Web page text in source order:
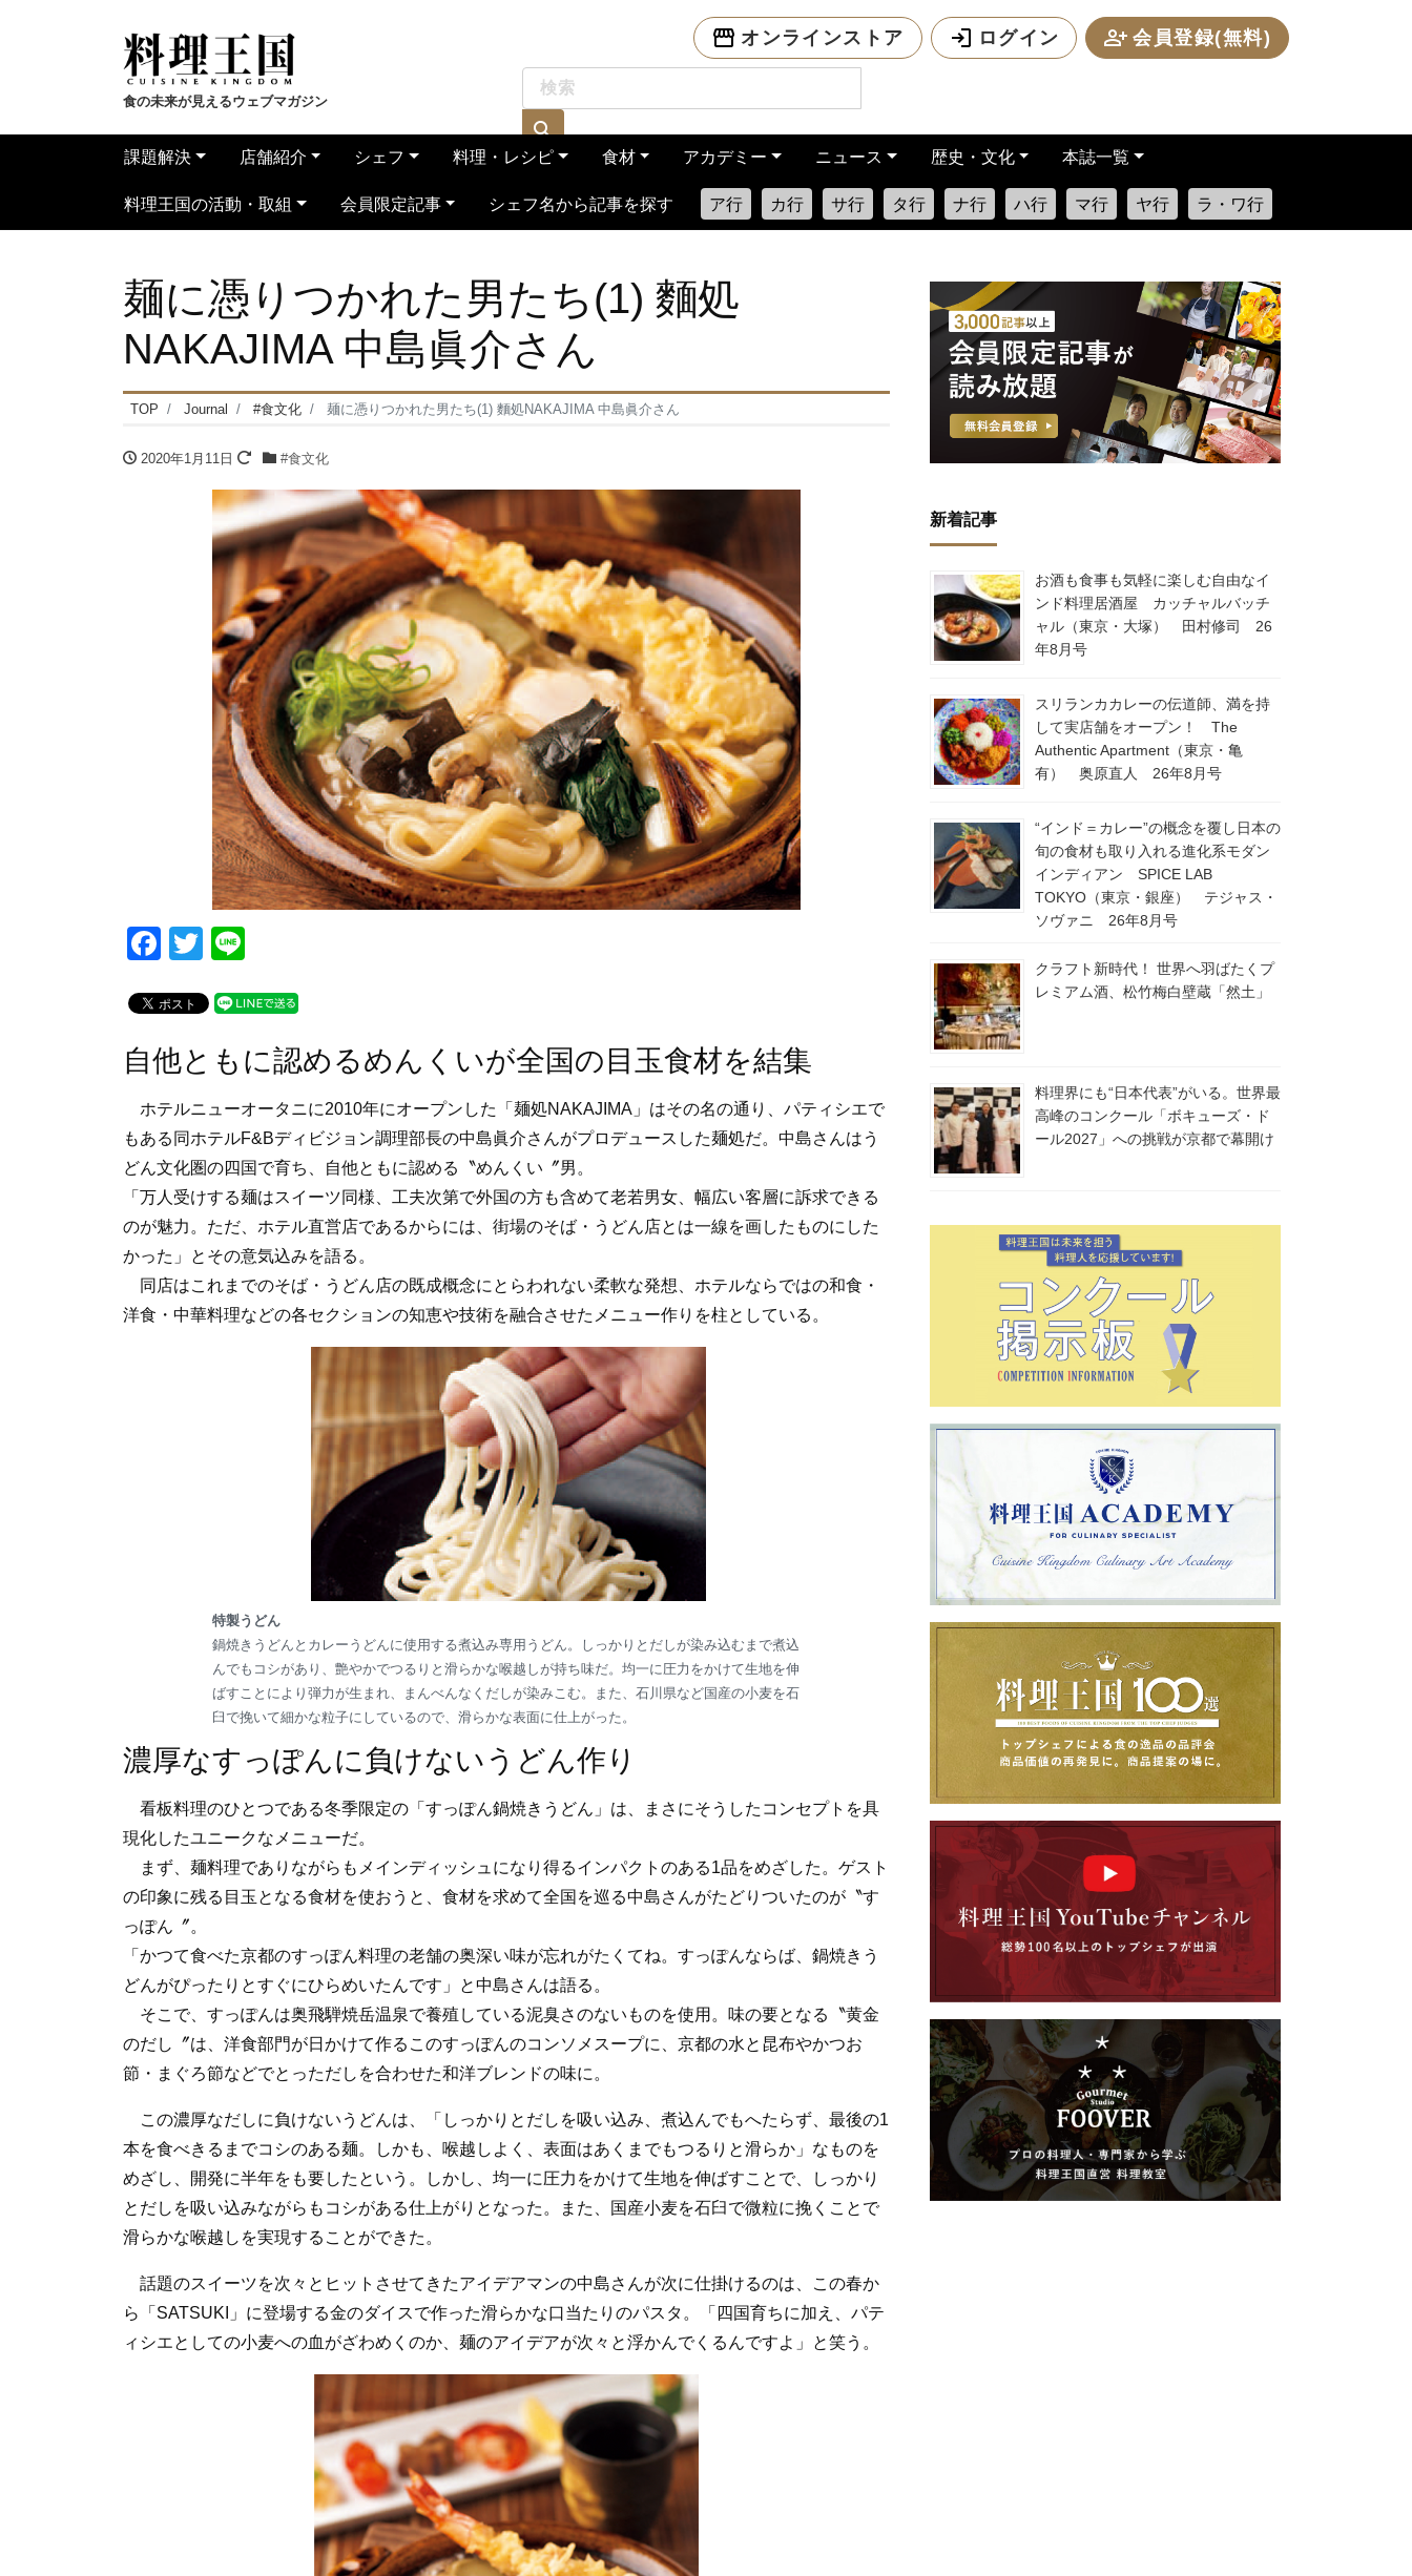
食の未来が見えるウェブマガジン
オンラインストア ログイン 会員登録(無料)
課題解決 店舗紹介 シェフ 料理・レシピ 食材 アカデミー ニュース 歴史・文化 本誌一覧
料理王国の活動・取組 会員限定記事 シェフ名から記事を探す ア行 カ行 サ行 タ行 ナ行 ハ行 マ行 ヤ行 ラ・ワ行
麺に憑りつかれた男たち(1) 麵処
NAKAJIMA 中島眞介さん
TOP Journal #食文化 麺に憑りつかれた男たち(1) 麵処NAKAJIMA 中島眞介さん
2020年1月11日 #食文化
F
c
e
b
o
o
k
T
tt
er
e
自他ともに認めるめんくいが全国の目玉食材を結集
ホテルニューオータニに2010年にオープンした「麺処NAKAJIMA」はその名の通り、パティシエで
もある同ホテルF&Bディビジョン調理部長の中島眞介さんがプロデュースした麺処だ。中島さんはう
どん文化圏の四国で育ち、自他ともに認める〝めんくい〞男。
「万人受けする麺はスイーツ同様、工夫次第で外国の方も含めて老若男女、幅広い客層に訴求できる
のが魅力。ただ、ホテル直営店であるからには、街場のそば・うどん店とは一線を画したものにした
かった」とその意気込みを語る。
同店はこれまでのそば・うどん店の既成概念にとらわれない柔軟な発想、ホテルならではの和食・
洋食・中華料理などの各セクションの知恵や技術を融合させたメニュー作りを柱としている。
特製うどん
鍋焼きうどんとカレーうどんに使用する煮込み専用うどん。しっかりとだしが染み込むまで煮込
んでもコシがあり、艶やかでつるりと滑らかな喉越しが持ち味だ。均一に圧力をかけて生地を伸
ばすことにより弾力が生まれ、まんべんなくだしが染みこむ。また、石川県など国産の小麦を石
臼で挽いて細かな粒子にしているので、滑らかな表面に仕上がった。
濃厚なすっぽんに負けないうどん作り
看板料理のひとつである冬季限定の「すっぽん鍋焼きうどん」は、まさにそうしたコンセプトを具
現化したユニークなメニューだ。
まず、麺料理でありながらもメインディッシュになり得るインパクトのある1品をめざした。ゲスト
の印象に残る目玉となる食材を使おうと、食材を求めて全国を巡る中島さんがたどりついたのが〝す
っぽん〞。
「かつて食べた京都のすっぽん料理の老舗の奥深い味が忘れがたくてね。すっぽんならば、鍋焼きう
どんがぴったりとすぐにひらめいたんです」と中島さんは語る。
そこで、すっぽんは奥飛騨焼岳温泉で養殖している泥臭さのないものを使用。味の要となる〝黄金
のだし〞は、洋食部門が日かけて作るこのすっぽんのコンソメスープに、京都の水と昆布やかつお
節・まぐろ節などでとっただしを合わせた和洋ブレンドの味に。
この濃厚なだしに負けないうどんは、「しっかりとだしを吸い込み、煮込んでもへたらず、最後の1
本を食べきるまでコシのある麺。しかも、喉越しよく、表面はあくまでもつるりと滑らか」なものを
めざし、開発に半年をも要したという。しかし、均一に圧力をかけて生地を伸ばすことで、しっかり
とだしを吸い込みながらもコシがある仕上がりとなった。また、国産小麦を石臼で微粒に挽くことで
滑らかな喉越しを実現することができた。
話題のスイーツを次々とヒットさせてきたアイデアマンの中島さんが次に仕掛けるのは、この春か
ら「SATSUKI」に登場する金のダイスで作った滑らかな口当たりのパスタ。「四国育ちに加え、パテ
ィシエとしての小麦への血がざわめくのか、麺のアイデアが次々と浮かんでくるんですよ」と笑う。
新着記事
お酒も食事も気軽に楽しむ自由なイ
ンド料理居酒屋 カッチャルバッチ
ャル（東京・大塚） 田村修司 26
年8月号
スリランカカレーの伝道師、満を持
して実店舗をオープン！ The
Authentic Apartment（東京・亀
有） 奥原直人 26年8月号
“インド＝カレー”の概念を覆し日本の
旬の食材も取り入れる進化系モダン
インディアン SPICE LAB
TOKYO（東京・銀座） テジャス・
ソヴァニ 26年8月号
クラフト新時代！ 世界へ羽ばたくプ
レミアム酒、松竹梅白壁蔵「然土」
料理界にも“日本代表”がいる。世界最
高峰のコンクール「ボキューズ・ド
ール2027」への挑戦が京都で幕開け